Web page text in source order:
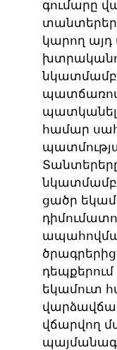
գումարը
կարող
նկատմամբ
համար
նկատմամբ
ցածր
ծրագրերից
եկամուտ
վճարվող